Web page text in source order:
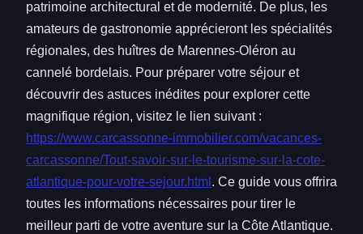
patrimoine architectural et de modernité. De plus, les
amateurs de gastronomie apprécieront les spécialités
régionales, des huîtres de Marennes-Oléron au
cannelé bordelais. Pour préparer votre séjour et
découvrir des astuces inédites pour explorer cette
magnifique région, visitez le lien suivant :
https://www.carcassonne-immobilier.com/vacances-
carcassonne/Tout-savoir-sur-le-tourisme-sur-la-cote-
atlantique-pour-votre-sejour.html . Ce guide vous offrira
toutes les informations nécessaires pour tirer le
meilleur parti de votre aventure sur la Côte Atlantique.